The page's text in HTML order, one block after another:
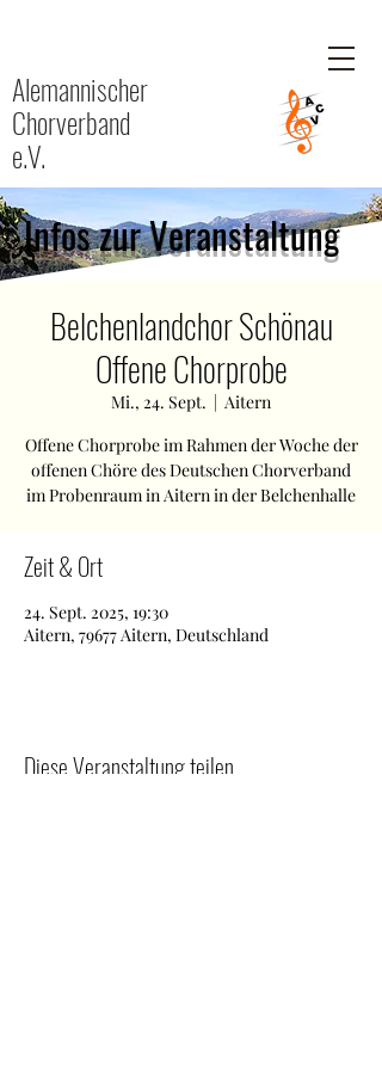
Alemannischer
Chorverband
e.V.
Infos zur Veranstaltung
Belchenlandchor Schönau
Offene Chorprobe
Mi., 24. Sept.
  |
Aitern
Offene Chorprobe im Rahmen der Woche der
offenen Chöre des Deutschen Chorverband
im Probenraum in Aitern in der Belchenhalle
Zeit & Ort
24. Sept. 2025, 19:30
Aitern, 79677 Aitern, Deutschland
Diese Veranstaltung teilen